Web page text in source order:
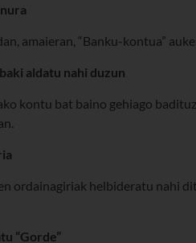
amaieran, “Banku-kontua”
aldatu nahi duzun
kontu bat baino gehiago
ordainagiriak helbideratu nahi
“Gorde”